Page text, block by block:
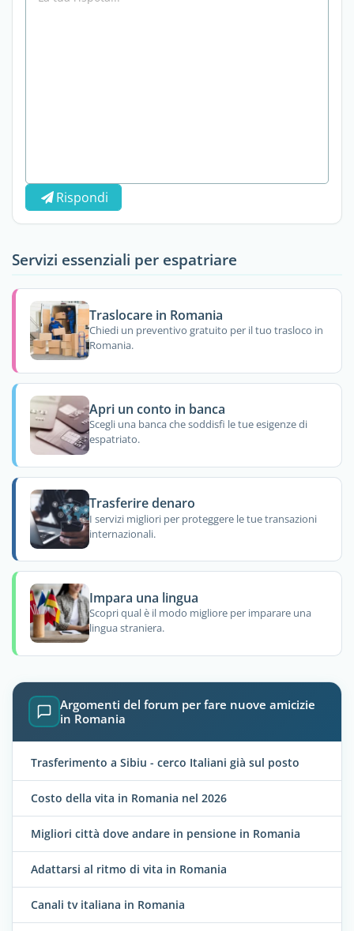
Rispondi
Servizi essenziali per espatriare
Traslocare in Romania
Chiedi un preventivo gratuito per il tuo trasloco in
Romania.
Apri un conto in banca
Scegli una banca che soddisfi le tue esigenze di
espatriato.
Trasferire denaro
I servizi migliori per proteggere le tue transazioni
internazionali.
Impara una lingua
Scopri qual è il modo migliore per imparare una
lingua straniera.
Argomenti del forum per fare nuove amicizie
in Romania
Trasferimento a Sibiu - cerco Italiani già sul posto
Costo della vita in Romania nel 2026
Migliori città dove andare in pensione in Romania
Adattarsi al ritmo di vita in Romania
Canali tv italiana in Romania